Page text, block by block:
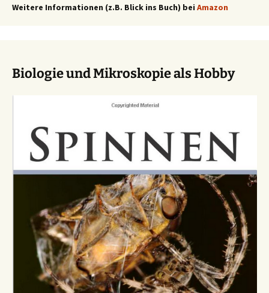
Weitere Informationen (z.B. Blick ins Buch) bei Amazon
Biologie und Mikroskopie als Hobby